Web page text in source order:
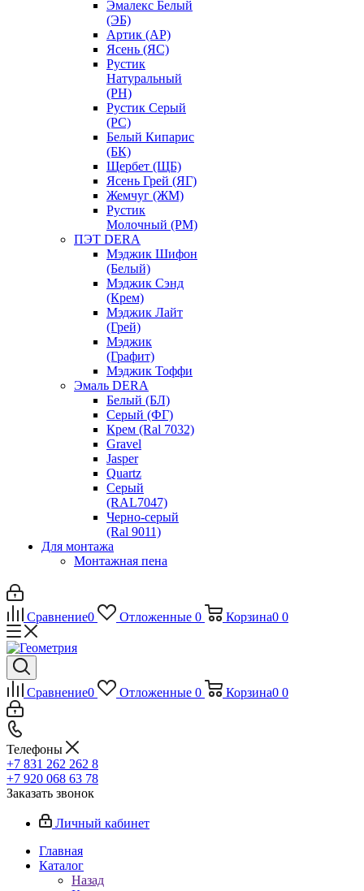
Эмалекс Белый
(ЭБ)
Артик (АР)
Ясень (ЯС)
Рустик
Натуральный
(РН)
Рустик Серый
(РС)
Белый Кипарис
(БК)
Щербет (ЩБ)
Ясень Грей (ЯГ)
Жемчуг (ЖМ)
Рустик
Молочный (РМ)
ПЭТ DERA
Мэджик Шифон
(Белый)
Мэджик Сэнд
(Крем)
Мэджик Лайт
(Грей)
Мэджик
(Графит)
Мэджик Тоффи
Эмаль DERA
Белый (БЛ)
Серый (ФГ)
Крем (Ral 7032)
Gravel
Jasper
Quartz
Серый
(RAL7047)
Черно-серый
(Ral 9011)
Для монтажа
Монтажная пена
Сравнение0 Отложенные 0 Корзина0 0
Сравнение0 Отложенные 0 Корзина0 0
Телефоны
+7 831 262 262 8
+7 920 068 63 78
Заказать звонок
Личный кабинет
Главная
Каталог
Назад